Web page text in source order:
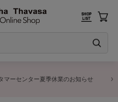
マーセンター夏季休業のお知らせ